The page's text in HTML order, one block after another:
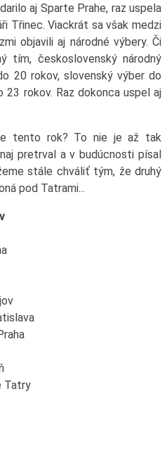
aj Sparte Prahe, raz uspela
Třinec. Viackrát sa však medzi
objavili aj národné výbery. Či
tím, československý národný
20 rokov, slovenský výber do
rokov. Raz dokonca uspel aj
tento rok? To nie je až tak
pretrval a v budúcnosti písal
stále chváliť tým, že druhý
pod Tatrami...
Tatry